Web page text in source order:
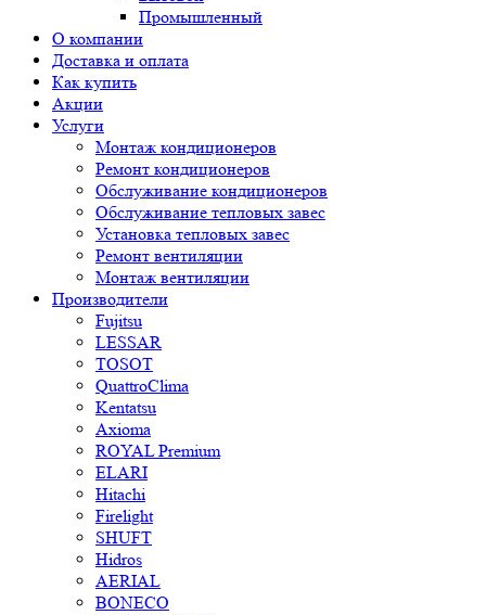
Промышленный
О компании
Доставка и оплата
Как купить
Акции
Услуги
Монтаж кондиционеров
Ремонт кондиционеров
Обслуживание кондиционеров
Обслуживание тепловых завес
Установка тепловых завес
Ремонт вентиляции
Монтаж вентиляции
Производители
Fujitsu
LESSAR
TOSOT
QuattroClima
Kentatsu
Axioma
ROYAL Premium
ELARI
Hitachi
Firelight
SHUFT
Hidros
AERIAL
BONECO